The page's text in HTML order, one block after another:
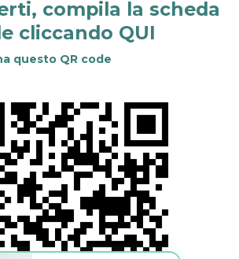
compila la scheda
cliccando QUI
questo QR code